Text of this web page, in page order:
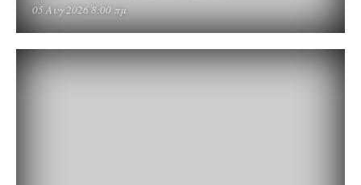
05 Αυγ 2026 8:00 πμ